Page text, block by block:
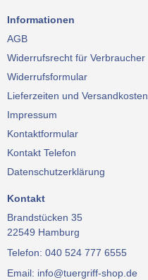
Informationen
AGB
Widerrufsrecht für Verbraucher
Widerrufsformular
Lieferzeiten und Versandkosten
Impressum
Kontaktformular
Kontakt Telefon
Datenschutzerklärung
Kontakt
Brandstücken 35
22549 Hamburg
Telefon: 040 524 777 6555
Email: info@tuergriff-shop.de